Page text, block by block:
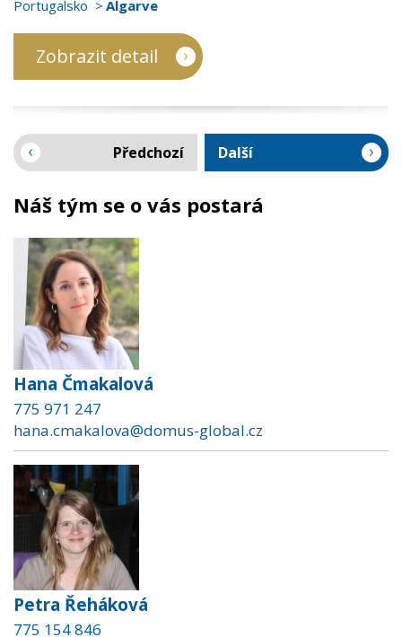
Portugalsko Algarve
Zobrazit detail
Předchozí Další
Náš tým se o vás postará
Hana Čmakalová
775 971 247
hana.cmakalova@domus-global.cz
Petra Řeháková
775 154 846